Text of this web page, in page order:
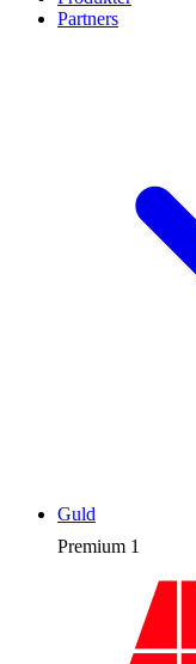
Partners
Premium 1
Guld